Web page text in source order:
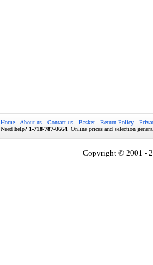
Home About us Contact us Basket Return Policy
Need help? 1-718-787-0664 . Online prices and selection
Copyright © 2001 -